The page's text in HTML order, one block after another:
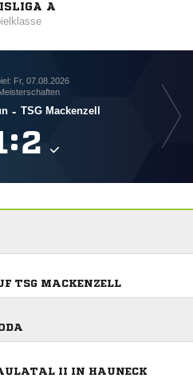
A
Fr, 07.08.2026
- TSG Mackenzell
:
TSG MACKENZELL
II IN HAUNECK